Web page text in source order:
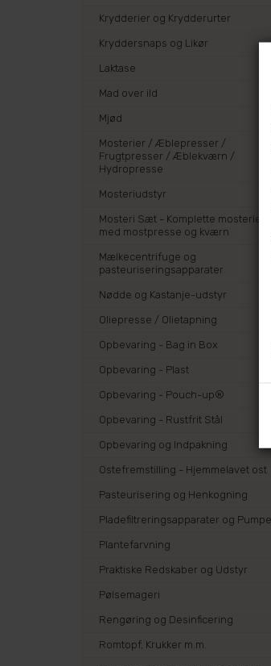
Krydderier og Krydderurter
Kryddersnaps og Likør
Laktase
Mad over ild
Mjød
Mosterier / Æblepresser /
Frugtpresser / Æblekværn /
Hydropresse
Mosteriudstyr
Mosteri Sæt - Komplette mosterier
med mostpresse og kværn
Mælkecentrifuge og
pasteuriseringsapparater
Nødde og Kastanje-udstyr
Oliepresse / Olietapning
Opbevaring - Bag in Box
Opbevaring - Plast
Opbevaring - Pouch-up®
Opbevaring - Rustfrit Stål
Opbevaring og Indpakning
Ostefremstilling - Hjemmelavet ost
Pasteurisering og Henkogning
Pladefiltreringsapparater og
Plantefarvning
Praktiske Redskaber og Udstyr
Pølsemageri
Rengøring og Desinficering
Romtopf, Krukker m.m.